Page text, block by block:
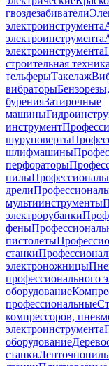
гвоздезабиватели
электроинструмента
электроинструмента
электроинструмента
строительная техника
тельферыТакелаж
вибраторы
буренияЗатирочные
машины
инструмент
шуруповерты
шлифмашины
перфораторы
пилы
дрели
мультиинструменты
электрорубанки
фены
пистолеты
станки
электроножницы
профессионального
оборудование
профессиональные
компрессоров,
электроинструмента
оборудование
станки